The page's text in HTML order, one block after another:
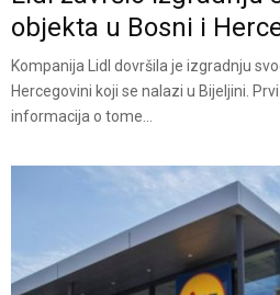
objekta u Bosni i
Kompanija Lidl dovršila je izgradnju
Hercegovini koji se nalazi u Bijeljini.
informacija o tome...